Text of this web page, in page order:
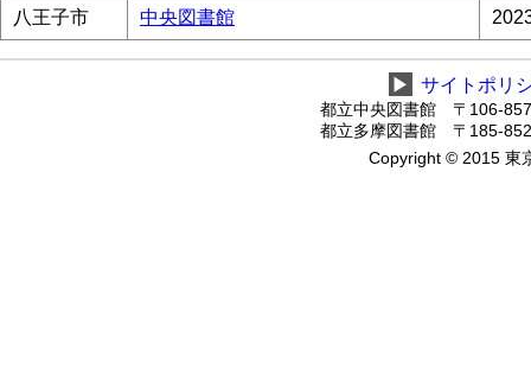
八王子市 中央図書館
▶ サイトポリ
都立中央図書館 〒106-
都立多摩図書館 〒185-
Copyright © 2015 東